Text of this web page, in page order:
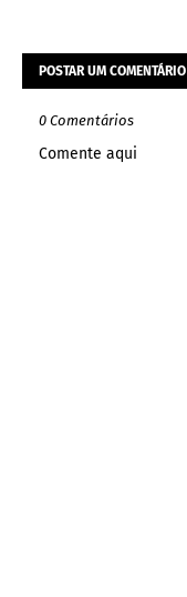
POSTAR UM COMENTÁRIO
0 Comentários
Comente aqui